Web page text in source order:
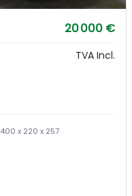
20 000 €
TVA Incl.
400 x 220 x 257